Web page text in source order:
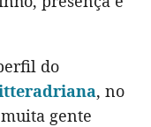
do
, no
gente